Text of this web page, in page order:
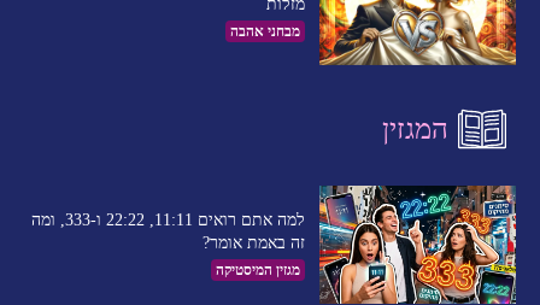
מזלות
מבחני אהבה
המגזין
למה אתם רואים 11:11, 22:22 ו-333, ומה
זה באמת אומר?
מגזין המיסטיקה